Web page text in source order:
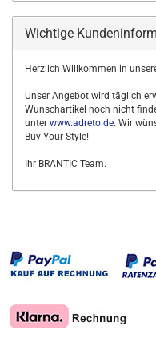
Wichtige
Herzlich Willkommen in
Unser Angebot wird täglich
Wunschartikel noch nicht
unter www.adreto.de. Wir
Buy Your Style!
Ihr BRANTIC Team.